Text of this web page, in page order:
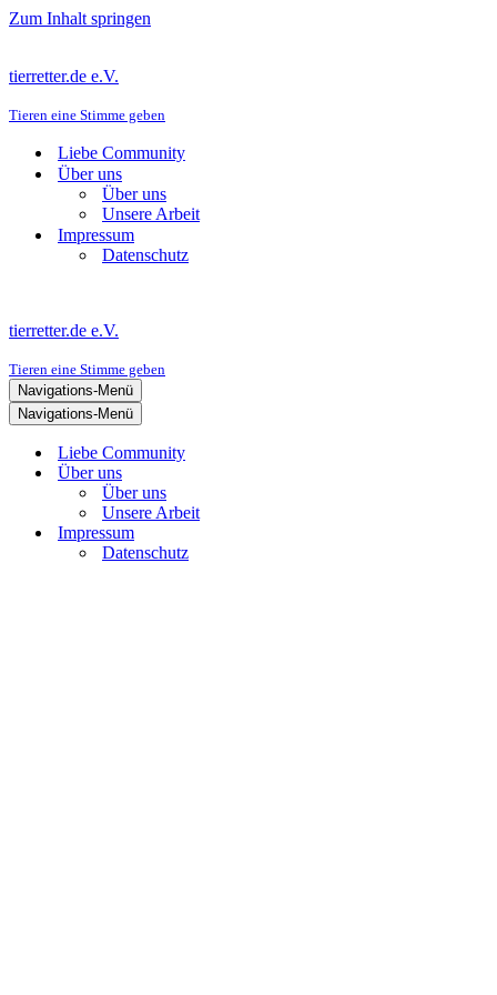
Zum Inhalt springen
tierretter.de e.V.
Tieren eine Stimme geben
Liebe Community
Über uns
Über uns
Unsere Arbeit
Impressum
Datenschutz
tierretter.de e.V.
Tieren eine Stimme geben
Navigations-Menü
Navigations-Menü
Liebe Community
Über uns
Über uns
Unsere Arbeit
Impressum
Datenschutz